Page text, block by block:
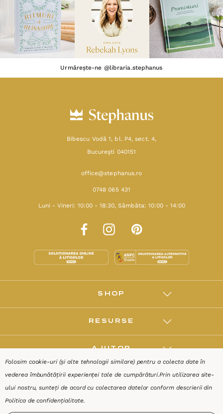
Urmărește-ne @libraria.stephanus
Bibescu Vodă 1, bl. P4, sect. 4,
Bucureşti 040151
office@stephanus.ro
0748 065 431
Luni - Vineri: 10:00 - 18:30, Sâmbăta: 10:00 - 14:00
SHOP
RESURSE
AJUTOR
DESPRE
Folosim cookie-uri (și alte tehnologii similare) pentru a colecta date în
vederea îmbunătățirii experienței tale de cumpărături.Prin utilizarea site-
ului nostru, sunteți de acord cu colectarea datelor conform descrierii din
Politica de confidențialitate.